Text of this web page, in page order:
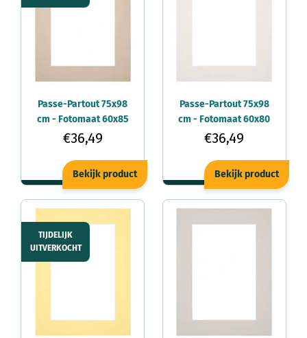
Passe-Partout 75x98
cm - Fotomaat 60x85
cm - Beige - Voor
€36,49
Bekijk product
Passe-Partout 75x98
cm - Fotomaat 60x80
cm - Lichtgrijs - Voor
€36,49
Bekijk product
TIJDELIJK
UITVERKOCHT